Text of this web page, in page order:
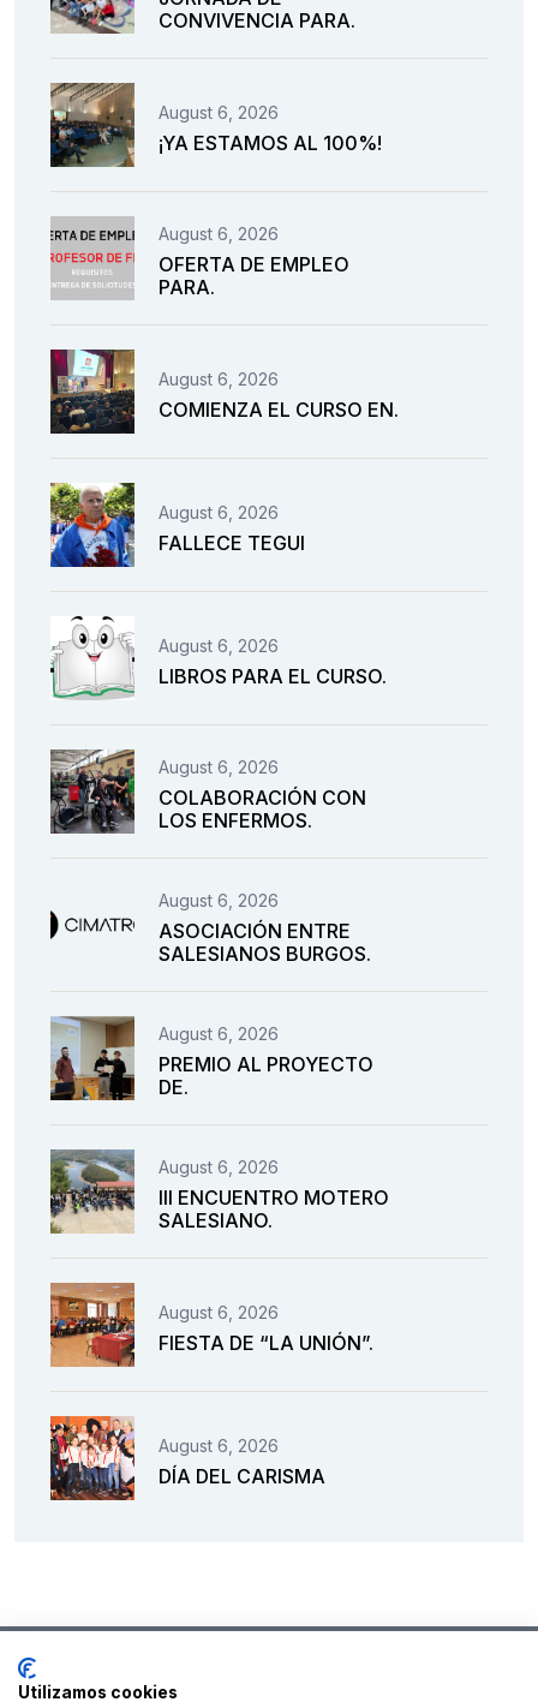
CONVIVENCIA PARA.
August 6, 2026
¡YA ESTAMOS AL 100%!
August 6, 2026
OFERTA DE EMPLEO
PARA.
August 6, 2026
COMIENZA EL CURSO EN.
August 6, 2026
FALLECE TEGUI
August 6, 2026
LIBROS PARA EL CURSO.
August 6, 2026
COLABORACIÓN CON
LOS ENFERMOS.
August 6, 2026
ASOCIACIÓN ENTRE
SALESIANOS BURGOS.
August 6, 2026
PREMIO AL PROYECTO
DE.
August 6, 2026
III ENCUENTRO MOTERO
SALESIANO.
August 6, 2026
FIESTA DE “LA UNIÓN”.
August 6, 2026
DÍA DEL CARISMA
Utilizamos cookies